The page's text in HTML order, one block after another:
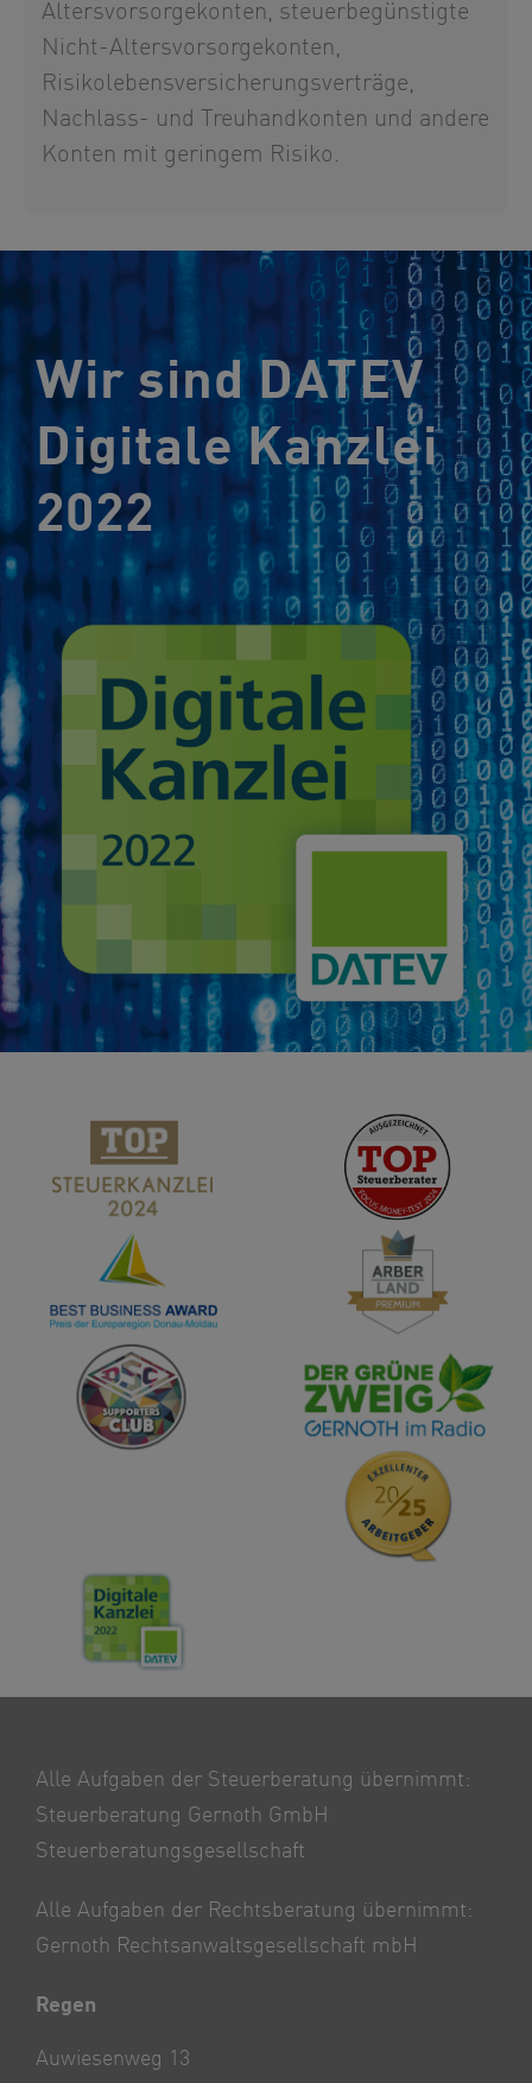
Altersvorsorgekonten, steuerbegünstigte
Nicht-Altersvorsorgekonten,
Risikolebensversicherungsverträge,
Nachlass- und Treuhandkonten und andere
Konten mit geringem Risiko.
Wir sind DATEV
Digitale Kanzlei
2022
Alle Aufgaben der Steuerberatung übernimmt:
Steuerberatung Gernoth GmbH
Steuerberatungsgesellschaft
Alle Aufgaben der Rechtsberatung übernimmt:
Gernoth Rechtsanwaltsgesellschaft mbH
Regen
Auwiesenweg 13